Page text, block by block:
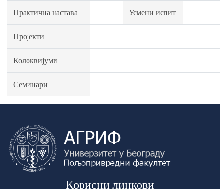
Практична настава Усмени испит
Пројекти
Колоквијуми
Семинари
Корисни линкови